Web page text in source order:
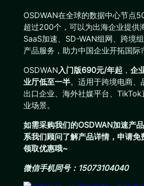
OSDWAN在全球的数据中心节点
超过200个，可以为出海企业提供
SaaS加速、SD-WAN组网、跨境
产品服务，助力中国企业开拓国际
OSDWAN 入门版690元/年起 ， 企
业厅低至一半。适用于跨境电商、
出口企业、海外社媒平台、
业场景。
如需采购我们的OSDWAN加速产
系我们顾问了解产品详情，申请免
领取优惠哦~
微信手机同号：15073104040